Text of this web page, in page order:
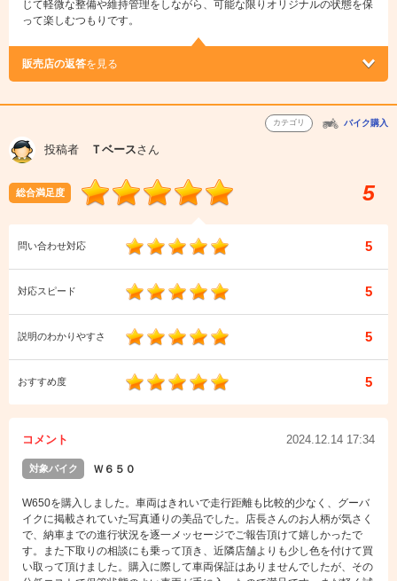
じて軽微な整備や維持管理をしながら、可能な限りオリジナルの状態を保
って楽しむつもりです。
販売店の返答を見る
カテゴリ バイク購入
投稿者 Ｔベースさん
総合満足度 5
問い合わせ対応 5
対応スピード 5
説明のわかりやすさ 5
おすすめ度 5
コメント 2024.12.14 17:34
対象バイク Ｗ６５０
W650を購入しました。車両はきれいで走行距離も比較的少なく、グーバ
イクに掲載されていた写真通りの美品でした。店長さんのお人柄が気さく
で、納車までの進行状況を逐一メッセージでご報告頂けて嬉しかったで
す。また下取りの相談にも乗って頂き、近隣店舗よりも少し色を付けて買
い取って頂けました。購入に際して車両保証はありませんでしたが、その